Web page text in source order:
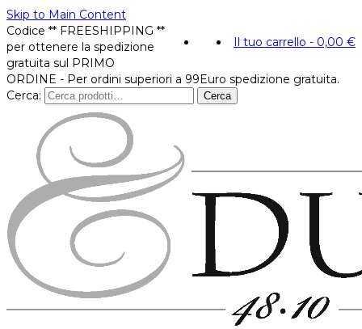
Skip to Main Content
Il tuo carrello - 0,00 €
Codice ** FREESHIPPING **
per ottenere la spedizione
gratuita sul PRIMO
ORDINE - Per ordini superiori a 99Euro spedizione gratuita.
Cerca:
Cerca